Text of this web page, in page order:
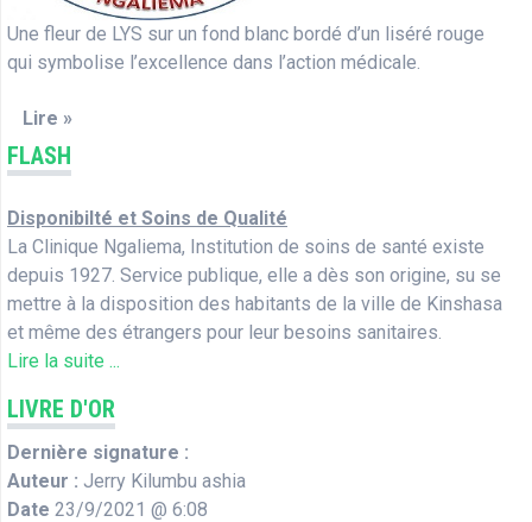
Une fleur de LYS sur un fond blanc bordé d’un liséré rouge
qui symbolise l’excellence dans l’action médicale.
Lire »
FLASH
Disponibilté et Soins de Qualité
La Clinique Ngaliema, Institution de soins de santé existe
depuis 1927. Service publique, elle a dès son origine, su se
mettre à la disposition des habitants de la ville de Kinshasa
et même des étrangers pour leur besoins sanitaires.
Lire la suite ...
LIVRE D'OR
Dernière signature :
Auteur : Jerry Kilumbu ashia
Date 23/9/2021 @ 6:08